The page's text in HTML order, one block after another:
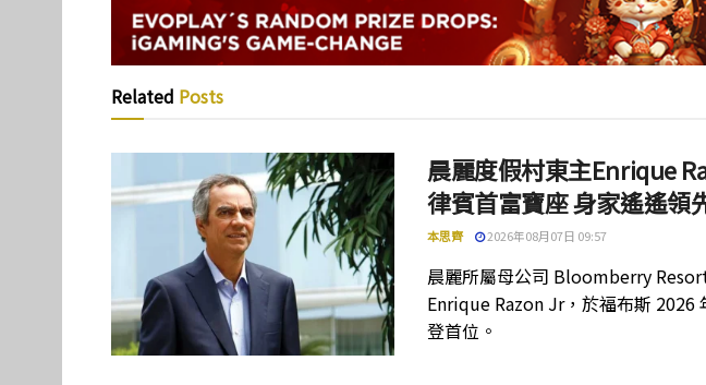
Related Posts
晨麗度假村東主Enrique
律賓首富寶座 身家遙遙領
本思齊 2026年08月07日 09:57
晨麗所屬母公司 Bloomberry
Enrique Razon Jr，於福布斯 2026
登首位。